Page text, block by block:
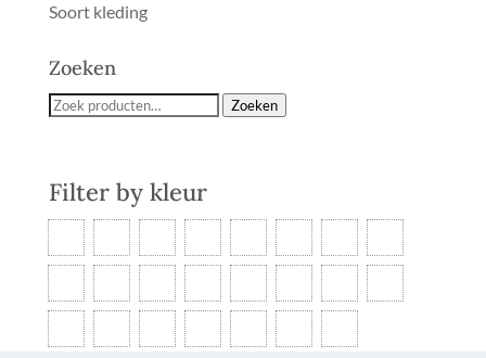
Soort kleding
Zoeken
Zoeken
Zoeken
Filter by kleur